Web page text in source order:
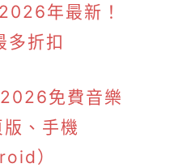
年最新！
多折扣
免費音樂
、手機
）